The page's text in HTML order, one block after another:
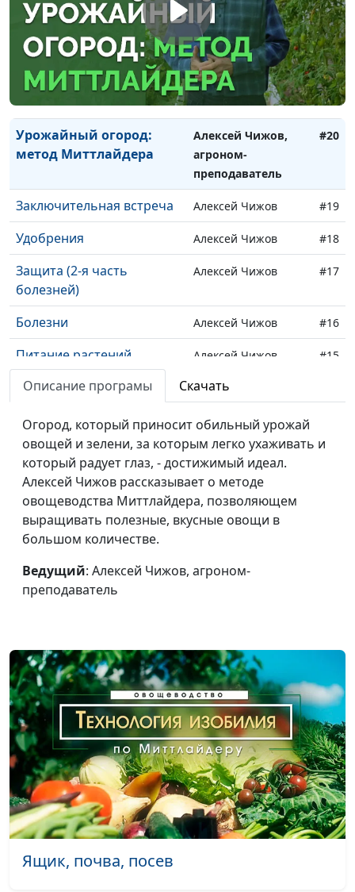
семян
агроном-
преподаватель
Как выбирать семена
овощей?
Алексей Чижов,
агроном-
преподаватель
#21
Урожайный огород:
метод Миттлайдера
Алексей Чижов,
агроном-
преподаватель
#20
Заключительная встреча Алексей Чижов #19
Удобрения Алексей Чижов #18
Защита (2-я часть
болезней)
Алексей Чижов #17
Болезни Алексей Чижов #16
Питание растений
(нитраты)
Алексей Чижов #15
(система внесения
удобрений)
Алексей Чижов #14
Питание растений
(классификация
удобрений)
Алексей Чижов
Выращивание картофеля
Подкормка (полив,
прополка, подрезка)
Алексей Чижов
Узкие гряды (планировка) Алексей Чижов
Узкие гряды (выбор
места)
Алексей Чижов #8
Огурцы Алексей Чижов #7
Помидоры Алексей Чижов #6
Теплица Алексей Чижов #5
Описание програмы Скачать
Огород, который приносит обильный урожай
овощей и зелени, за которым легко ухаживать и
который радует глаз, - достижимый идеал.
Алексей Чижов рассказывает о методе
овощеводства Миттлайдера, позволяющем
выращивать полезные, вкусные овощи в
большом количестве.
Ведущий: Алексей Чижов, агроном-
преподаватель
Ящик, почва, посев